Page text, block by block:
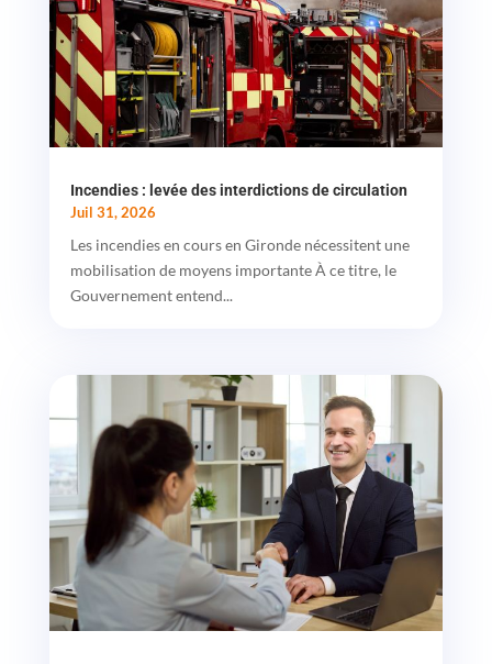
Incendies : levée des interdictions de circulation
Juil 31, 2026
Les incendies en cours en Gironde nécessitent une
mobilisation de moyens importante À ce titre, le
Gouvernement entend...